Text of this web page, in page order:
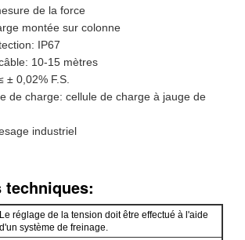
de la force
montée sur colonne
IP67
10-15 mètres
± 0,02% F.S.
de charge: cellule de charge à jauge de
industriel
techniques:
Le réglage de la tension doit être effectué à l'aide
d'un système de freinage.